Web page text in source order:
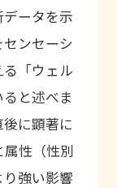
ータを示
ンセーシ
「ウェル
と述べま
に顕著に
性（性別
強い影響